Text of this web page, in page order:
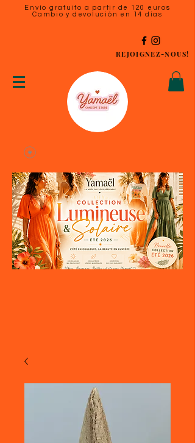
Envío gratuito a partir de 120 euros
Cambio y devolución en 14 días
REJOIGNEZ-NOUS!